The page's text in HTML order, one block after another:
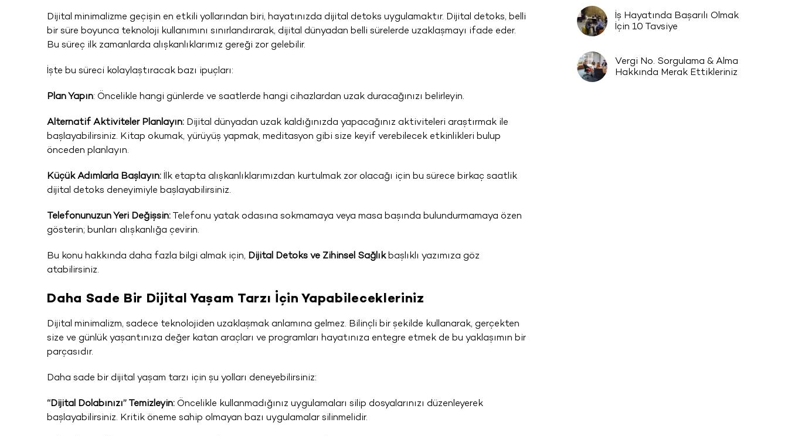
Dijital minimalizme geçişin en etkili yollarından biri, hayatınızda dijital detoks uygulamaktır. Dijital detoks, belli
bir süre boyunca teknoloji kullanımını sınırlandırarak, dijital dünyadan belli sürelerde uzaklaşmayı ifade eder.
Bu süreç ilk zamanlarda alışkanlıklarımız gereği zor gelebilir.
İşte bu süreci kolaylaştıracak bazı ipuçları:
Plan Yapın: Öncelikle hangi günlerde ve saatlerde hangi cihazlardan uzak duracağınızı belirleyin.
Alternatif Aktiviteler Planlayın: Dijital dünyadan uzak kaldığınızda yapacağınız aktiviteleri araştırmak ile
başlayabilirsiniz. Kitap okumak, yürüyüş yapmak, meditasyon gibi size keyif verebilecek etkinlikleri bulup
önceden planlayın.
Küçük Adımlarla Başlayın: İlk etapta alışkanlıklarımızdan kurtulmak zor olacağı için bu sürece birkaç saatlik
dijital detoks deneyimiyle başlayabilirsiniz.
Telefonunuzun Yeri Değişsin: Telefonu yatak odasına sokmamaya veya masa başında bulundurmamaya özen
gösterin; bunları alışkanlığa çevirin.
Bu konu hakkında daha fazla bilgi almak için, Dijital Detoks ve Zihinsel Sağlıkbaşlıklı yazımıza göz
atabilirsiniz.
Daha Sade Bir Dijital Yaşam Tarzı İçin Yapabilecekleriniz
Dijital minimalizm, sadece teknolojiden uzaklaşmak anlamına gelmez. Bilinçli bir şekilde kullanarak, gerçekten
size ve günlük yaşantınıza değer katan araçları ve programları hayatınıza entegre etmek de bu yaklaşımın bir
parçasıdır.
Daha sade bir dijital yaşam tarzı için şu yolları deneyebilirsiniz:
“Dijital Dolabınızı” Temizleyin: Öncelikle kullanmadığınız uygulamaları silip dosyalarınızı düzenleyerek
başlayabilirsiniz. Kritik öneme sahip olmayan bazı uygulamalar silinmelidir.
İş Hayatında Başarılı Olmak
İçin 10 Tavsiye
Vergi No. Sorgulama & Alma
Hakkında Merak Ettikleriniz